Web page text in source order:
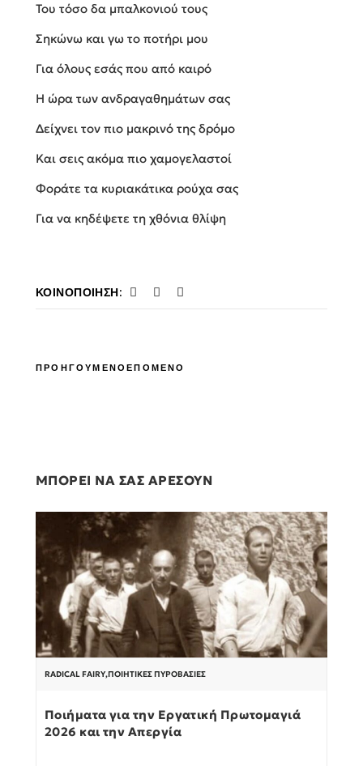
Του τόσο δα μπαλκονιού τους
Σηκώνω και γω το ποτήρι μου
Για όλους εσάς που από καιρό
Η ώρα των ανδραγαθημάτων σας
Δείχνει τον πιο μακρινό της δρόμο
Και σεις ακόμα πιο χαμογελαστοί
Φοράτε τα κυριακάτικα ρούχα σας
Για να κηδέψετε τη χθόνια θλίψη
ΚΟΙΝΟΠΟΊΗΣΗ:
ΠΡΟΗΓΟΥΜΕΝΟΕΠΟΜΕΝΟ
ΜΠΟΡΕΙ ΝΑ ΣΑΣ ΑΡΕΣΟΥΝ
RADICAL FAIRY,ΠΟΙΗΤΙΚΈΣ ΠΥΡΟΒΑΣΊΕΣ
Ποιήματα για την Εργατική Πρωτομαγιά
2026 και την Απεργία